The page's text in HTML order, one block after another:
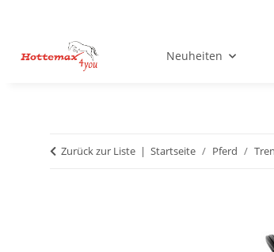
Neuheiten
Zurück zur Liste Startseite Pferd